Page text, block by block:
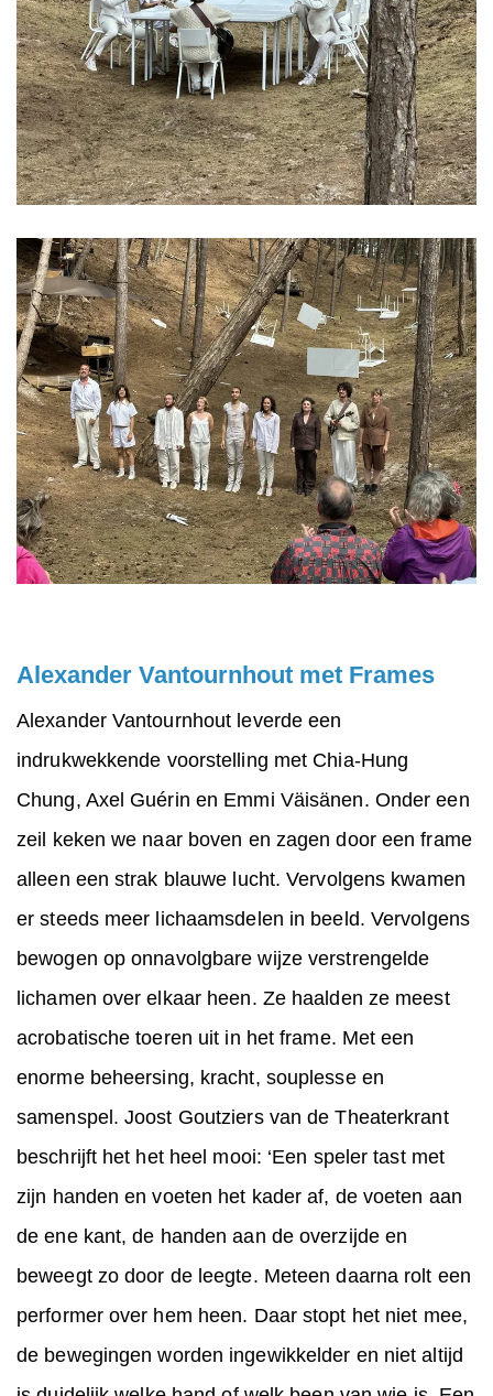
Alexander Vantournhout met Frames
Alexander Vantournhout leverde een
indrukwekkende voorstelling met Chia-Hung
Chung, Axel Guérin en Emmi Väisänen. Onder een
zeil keken we naar boven en zagen door een frame
alleen een strak blauwe lucht. Vervolgens kwamen
er steeds meer lichaamsdelen in beeld. Vervolgens
bewogen op onnavolgbare wijze verstrengelde
lichamen over elkaar heen. Ze haalden ze meest
acrobatische toeren uit in het frame. Met een
enorme beheersing, kracht, souplesse en
samenspel. Joost Goutziers van de Theaterkrant
beschrijft het het heel mooi: ‘Een speler tast met
zijn handen en voeten het kader af, de voeten aan
de ene kant, de handen aan de overzijde en
beweegt zo door de leegte. Meteen daarna rolt een
performer over hem heen. Daar stopt het niet mee,
de bewegingen worden ingewikkelder en niet altijd